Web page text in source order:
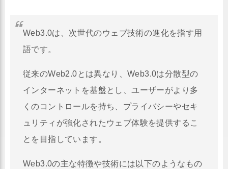
Web3.0は、次世代のウェブ技術の進化を指す用
語です。
従来のWeb2.0とは異なり、Web3.0は分散型の
インターネットを基盤とし、ユーザーがより多
くのコントロールを持ち、プライバシーやセキ
ュリティが強化されたウェブ体験を提供するこ
とを目指しています。
Web3.0の主な特徴や技術には以下のようなもの